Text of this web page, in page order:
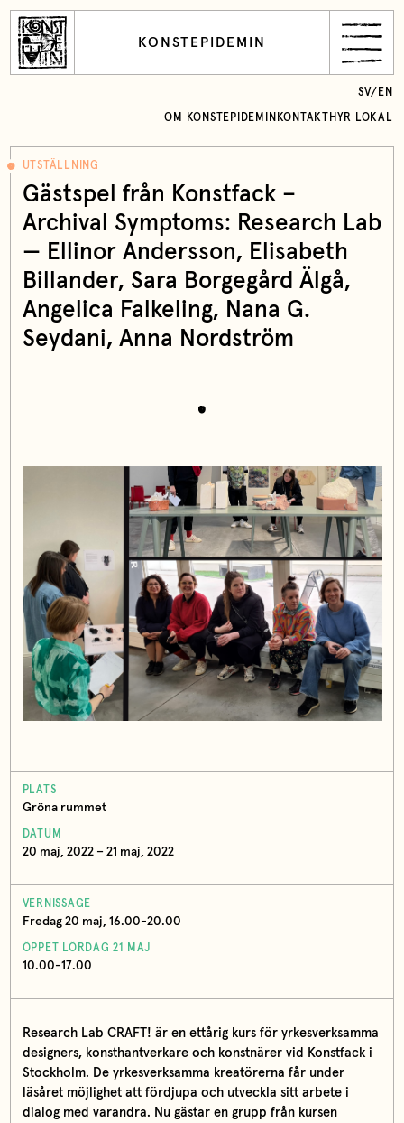
KONSTEPIDEMIN
OM KONSTEPIDEMIN KONTAKT HYR LOKAL
SV/ EN
UTSTÄLLNING
Gästspel från Konstfack –
Archival Symptoms: Research Lab
— Ellinor Andersson, Elisabeth
Billander, Sara Borgegård Älgå,
Angelica Falkeling, Nana G.
Seydani, Anna Nordström
PLATS
Gröna rummet
DATUM
20 maj, 2022 – 21 maj, 2022
VERNISSAGE
Fredag 20 maj, 16.00-20.00
ÖPPET LÖRDAG 21 MAJ
10.00-17.00
Research Lab CRAFT! är en ettårig kurs för yrkesverksamma
designers, konsthantverkare och konstnärer vid Konstfack i
Stockholm. De yrkesverksamma kreatörerna får under
läsåret möjlighet att fördjupa och utveckla sitt arbete i
dialog med varandra. Nu gästar en grupp från kursen